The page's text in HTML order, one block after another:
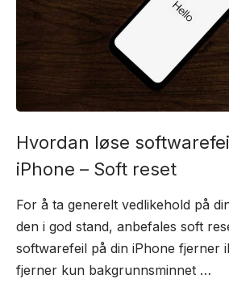
Hvordan løse
iPhone – Soft reset
For å ta generelt vedlikehold på
den i god stand, anbefales soft
softwarefeil på din iPhone fjerner
fjerner kun bakgrunnsminnet …